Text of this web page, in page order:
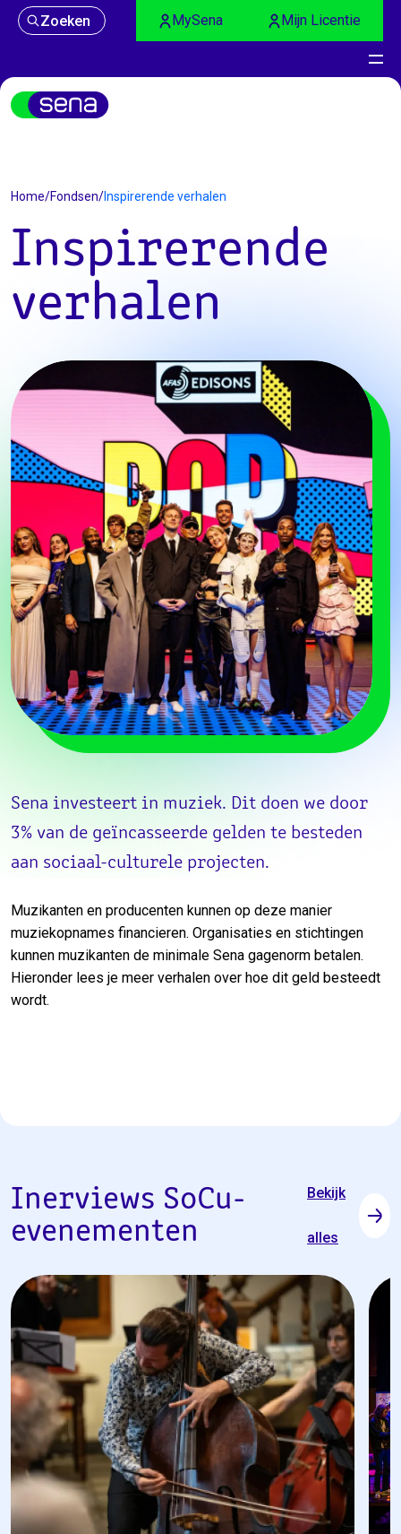
Zoeken MySena Mijn Licentie
Home/Fondsen/Inspirerende verhalen
Inspirerende
verhalen
Sena investeert in muziek. Dit doen we door
3% van de geïncasseerde gelden te besteden
aan sociaal-culturele projecten.
Muzikanten en producenten kunnen op deze manier
muziekopnames financieren. Organisaties en stichtingen
kunnen muzikanten de minimale Sena gagenorm betalen.
Hieronder lees je meer verhalen over hoe dit geld besteedt
wordt.
Inerviews SoCu-
evenementen
Bekijk
alles